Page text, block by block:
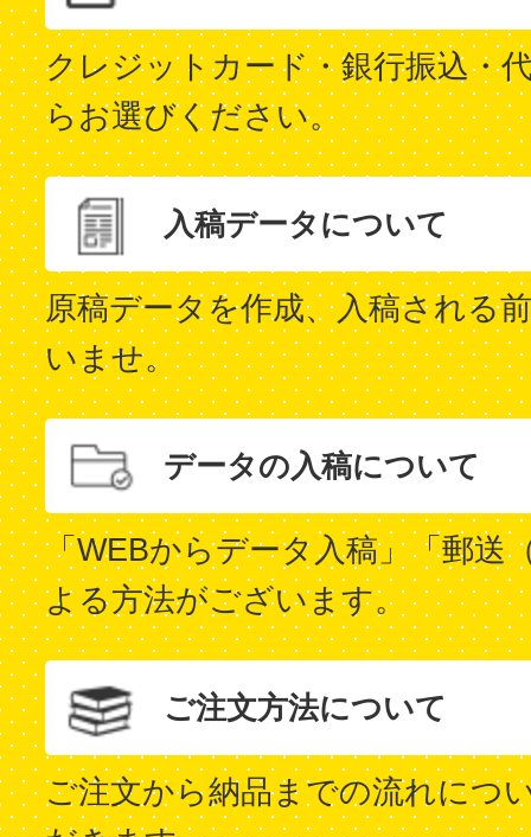
クレジットカード・銀行振込・
らお選びください。
入稿データについて
原稿データを作成、入稿される
いませ。
データの入稿について
「WEBからデータ入稿」「郵送
よる方法がございます。
ご注文方法について
ご注文から納品までの流れにつ